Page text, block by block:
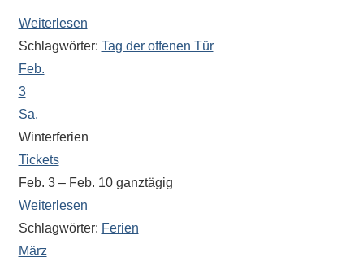
stehen
am
Ende
jeder
Seite
der
Suche
zur
Verfügung.
Weiterlesen
Schlagwörter: Tag der offenen Tür
Feb.
3
Sa.
Winterferien
Tickets
Feb. 3 – Feb. 10 ganztägig
Weiterlesen
Schlagwörter: Ferien
März